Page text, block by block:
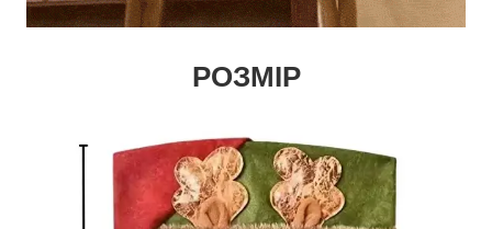
РОЗМІР